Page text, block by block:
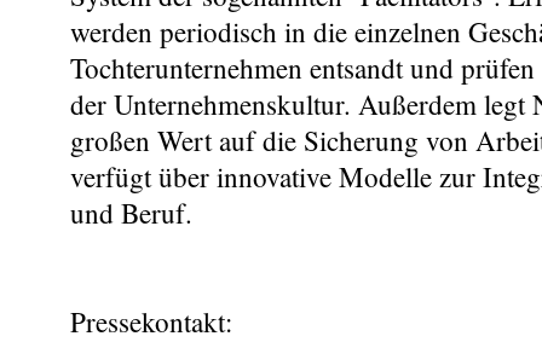
werden periodisch in die einzelnen
Tochterunternehmen entsandt und
der Unternehmenskultur. Außerdem legt
großen Wert auf die Sicherung von
verfügt über innovative Modelle zur
und Beruf.
Pressekontakt: